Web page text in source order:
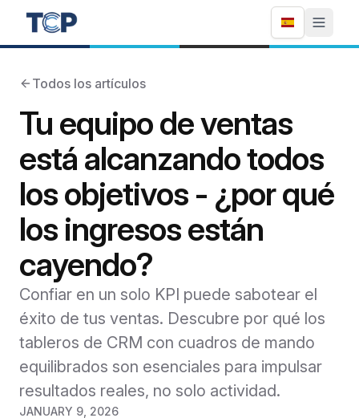
Todos los artículos
Tu equipo de ventas
está alcanzando todos
los objetivos - ¿por qué
los ingresos están
cayendo?
Confiar en un solo KPI puede sabotear el
éxito de tus ventas. Descubre por qué los
tableros de CRM con cuadros de mando
equilibrados son esenciales para impulsar
resultados reales, no solo actividad.
JANUARY 9, 2026